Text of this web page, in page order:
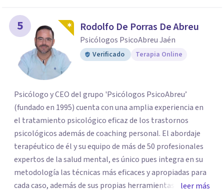
5 Rodolfo De Porras De Abreu
Psicólogos PsicoAbreu Jaén
Verificado Terapia Online
Psicólogo y CEO del grupo 'Psicólogos PsicoAbreu’
(fundado en 1995) cuenta con una amplia experiencia en
el tratamiento psicológico eficaz de los trastornos
psicológicos además de coaching personal. El abordaje
terapéutico de él y su equipo de más de 50 profesionales
expertos de la salud mental, es único pues integra en su
metodología las técnicas más eficaces y apropiadas para
cada caso, además de sus propias herramientas y técnicas
leer más